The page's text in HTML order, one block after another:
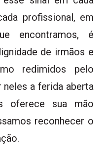
profissional, em
encontramos, é
de irmãos e
redimidos pelo
neles a ferida aberta
oferece sua mão
reconhecer o